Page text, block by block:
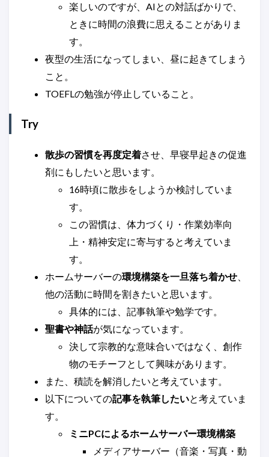
楽しいのですが、AIとの対話ばかりで、
ときに時間の浪費に思えることがありま
す。
夜型の生活になってしまい、昼に起きてしまう
こと。
TOEFLの勉強が停止していること。
Try
散歩の習慣を再度定着させ、早寝早起きの促進
剤にもしたいと思います。
16時頃に散歩をしようか検討していま
す。
この習慣は、体力づくり・作業効率向
上・精神安定に寄与すると考えていま
す。
ホームサーバーの環境構築を一旦落ち着かせ
他の活動に時間を割きたいと思います。
具体的には、記事執筆や勉学です。
聖書や神話が気になっています。
決して宗教的な意味合いではなく、創作
物のモチーフとして興味があります。
また、積読を解消したいと考えています。
以下についての記事を執筆したいと考えていま
す。
ミニPCによるホームサーバー環境構築
メディアサーバー（音楽・写真・動